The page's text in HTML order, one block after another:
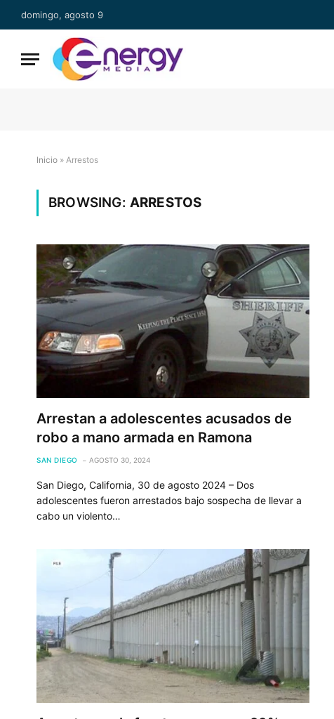
domingo, agosto 9
Inicio » Arrestos
BROWSING: ARRESTOS
Arrestan a adolescentes acusados de
robo a mano armada en Ramona
SAN DIEGO AGOSTO 30, 2024
San Diego, California, 30 de agosto 2024 – Dos
adolescentes fueron arrestados bajo sospecha de llevar a
cabo un violento…